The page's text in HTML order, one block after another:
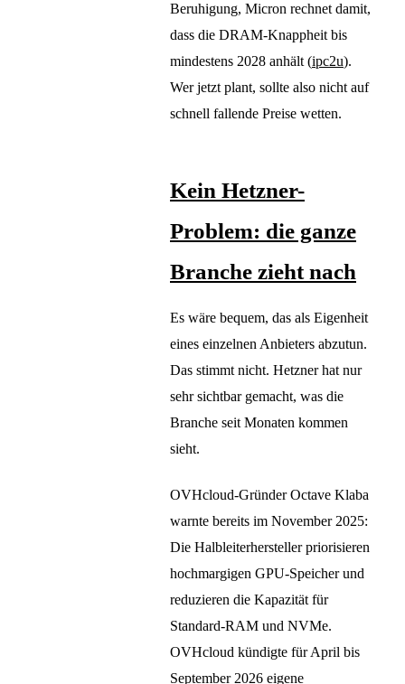
Beruhigung, Micron rechnet damit,
dass die DRAM-Knappheit bis
mindestens 2028 anhält (ipc2u).
Wer jetzt plant, sollte also nicht auf
schnell fallende Preise wetten.
Kein Hetzner-
Problem: die ganze
Branche zieht nach
Es wäre bequem, das als Eigenheit
eines einzelnen Anbieters abzutun.
Das stimmt nicht. Hetzner hat nur
sehr sichtbar gemacht, was die
Branche seit Monaten kommen
sieht.
OVHcloud-Gründer Octave Klaba
warnte bereits im November 2025:
Die Halbleiterhersteller priorisieren
hochmargigen GPU-Speicher und
reduzieren die Kapazität für
Standard-RAM und NVMe.
OVHcloud kündigte für April bis
September 2026 eigene